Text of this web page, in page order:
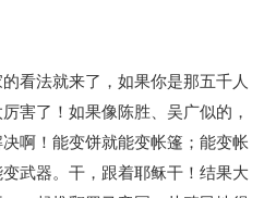
看法就来了，如果你是那五千人
害了！如果像陈胜、吴广似的，
啊！能变饼就能变帐篷；能变帐
武器。干，跟着耶稣干！结果大